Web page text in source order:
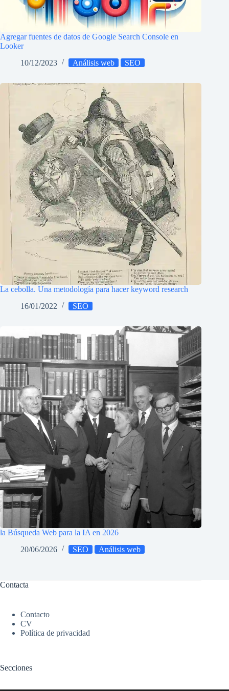
Agregar fuentes de datos de Google Search Console en
Looker
10/12/2023
Análisis web SEO
La cebolla. Una metodología para hacer keyword research
16/01/2022
SEO
la Búsqueda Web para la IA en 2026
20/06/2026
SEO Análisis web
Contacta
Contacto
CV
Política de privacidad
Secciones